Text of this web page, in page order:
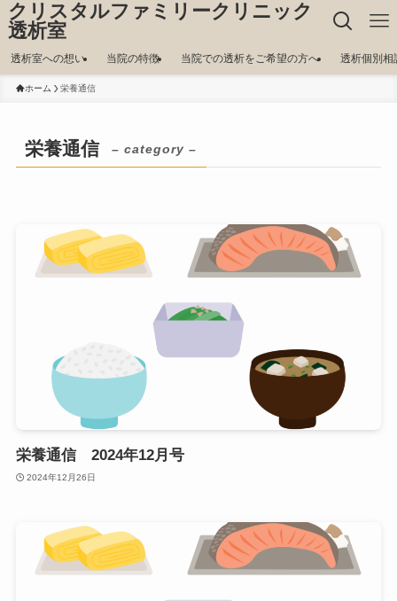
クリスタルファミリークリニック
透析室
透析室への想い 当院の特徴 当院での透析をご希望の方へ 透析個別相
ホーム 栄養通信
栄養通信 – category –
栄養通信 2024年12月号
2024年12月26日